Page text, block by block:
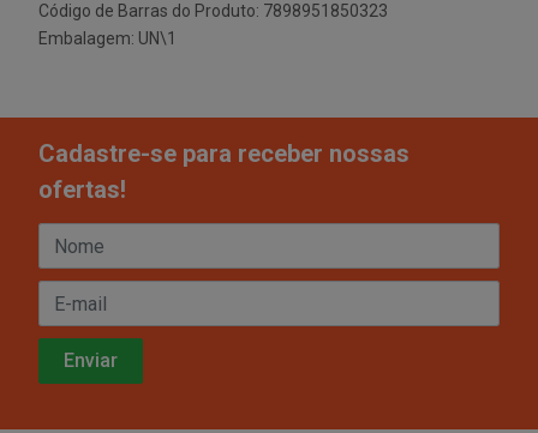
Código de Barras do Produto: 7898951850323
Embalagem: UN\1
Cadastre-se para receber nossas
ofertas!